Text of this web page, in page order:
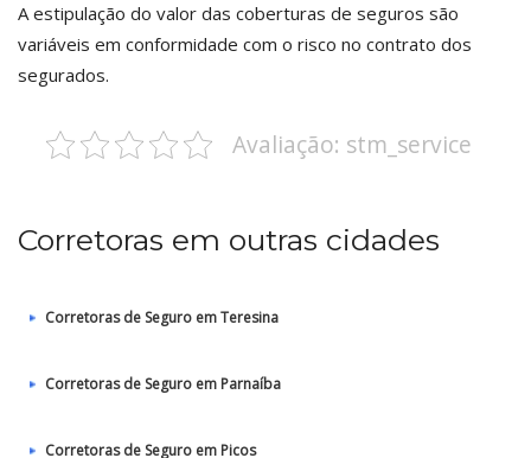
A estipulação do valor das coberturas de seguros são
variáveis em conformidade com o risco no contrato dos
segurados.
Avaliação: stm_service
Corretoras em outras cidades
Corretoras de Seguro em Teresina
Corretoras de Seguro em Parnaíba
Corretoras de Seguro em Picos